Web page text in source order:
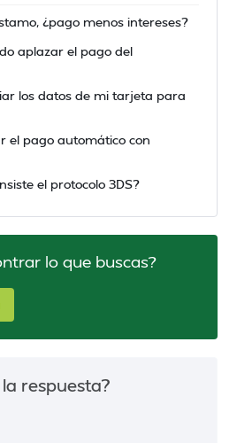
¿pago menos intereses?
aplazar el pago del
los datos de mi tarjeta para
el pago automático con
el protocolo 3DS?
lo que buscas?
respuesta?